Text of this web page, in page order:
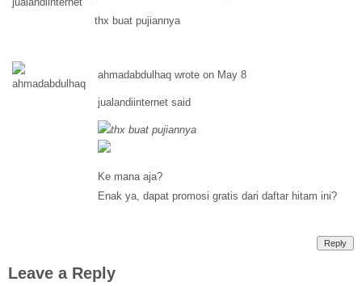
thx buat pujiannya
ahmadabdulhaq wrote on May 8
jualandiinternet said
thx buat pujiannya
Ke mana aja?
Enak ya, dapat promosi gratis dari daftar hitam ini?
Reply
Leave a Reply